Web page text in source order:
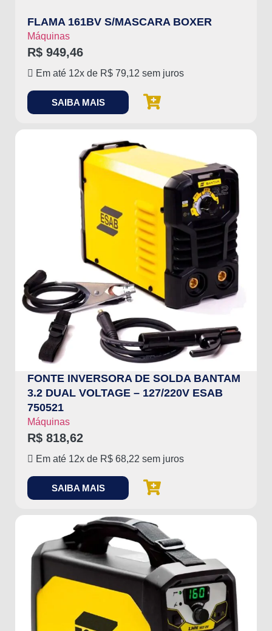
FLAMA 161BV S/MASCARA BOXER
Máquinas
R$ 949,46
Em até 12x de R$ 79,12 sem juros
SAIBA MAIS
FONTE INVERSORA DE SOLDA BANTAM
3.2 DUAL VOLTAGE – 127/220V ESAB
750521
Máquinas
R$ 818,62
Em até 12x de R$ 68,22 sem juros
SAIBA MAIS